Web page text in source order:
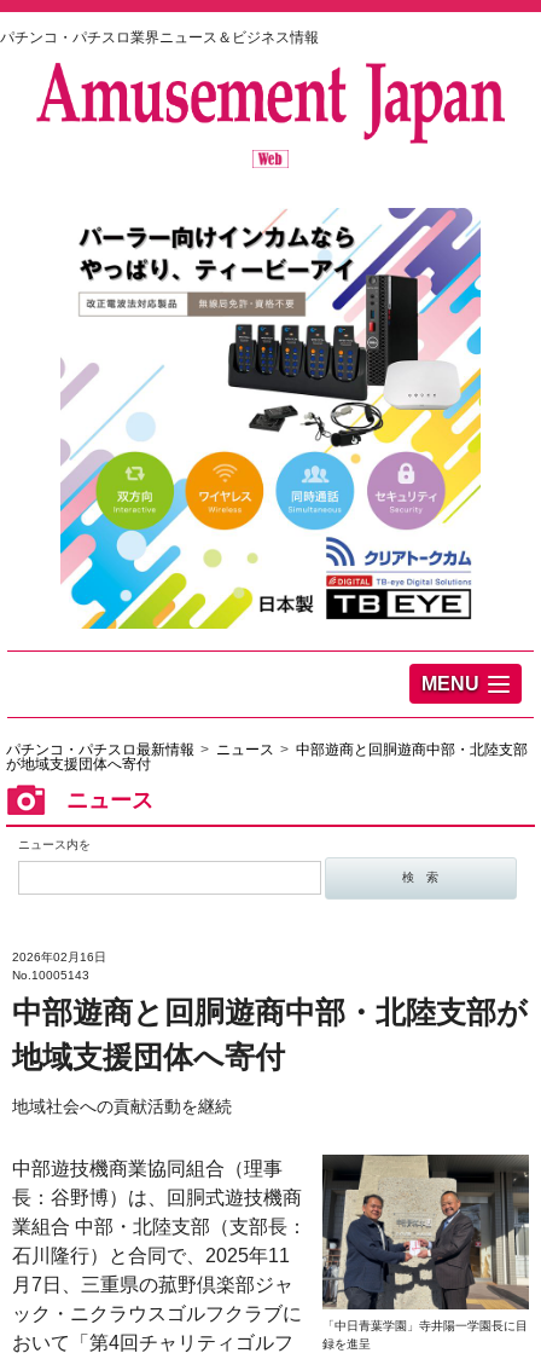
パチンコ・パチスロ業界ニュース＆ビジネス情報
MENU
パチンコ・パチスロ最新情報 ニュース
中部遊商と回胴遊商中部・北陸支部
が地域支援団体へ寄付
ニュース
ニュース内を
2026年02月16日
No.10005143
中部遊商と回胴遊商中部・北陸支部が
地域支援団体へ寄付
地域社会への貢献活動を継続
「中日青葉学園」寺井陽一学園長に目
録を進呈
中部遊技機商業協同組合（理事
長：谷野博）は、回胴式遊技機商
業組合 中部・北陸支部（支部長：
石川隆行）と合同で、2025年11
月7日、三重県の菰野倶楽部ジャ
ック・ニクラウスゴルフクラブに
おいて「第4回チャリティゴルフ